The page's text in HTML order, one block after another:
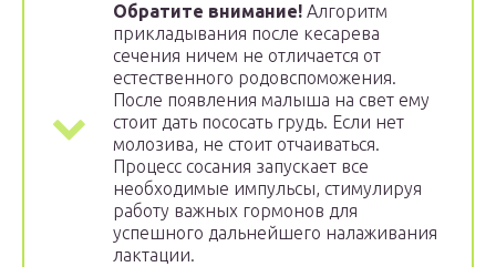
Обратите внимание! Алгоритм
прикладывания после кесарева
сечения ничем не отличается от
естественного родовспоможения.
После появления малыша на свет ему
стоит дать пососать грудь. Если нет
молозива, не стоит отчаиваться.
Процесс сосания запускает все
необходимые импульсы, стимулируя
работу важных гормонов для
успешного дальнейшего налаживания
лактации.